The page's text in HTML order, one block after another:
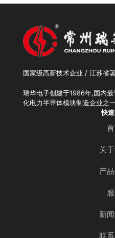
国家级高新技术企业 / 江苏省
瑞华电子创建于1986年,国内
化电力半导体模块制造企业之
快
关
产
新
联